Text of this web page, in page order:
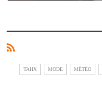
MÉTÉO
MODE
TAHX